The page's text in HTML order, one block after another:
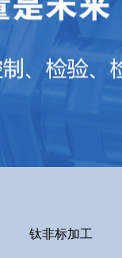
钛非标加工